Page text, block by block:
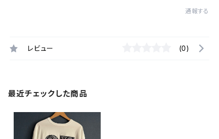
通報する
レビュー (0)
最近チェックした商品